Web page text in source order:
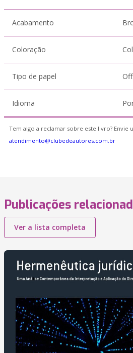
Acabamento
Coloração
Tipo de papel
Idioma
Tem algo a reclamar sobre este livro? Envie
atendimento@clubedeautores.com.br
Publicações
Ver a lista completa